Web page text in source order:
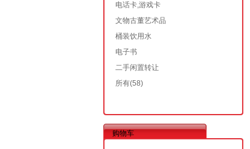
电话卡,游戏卡
文物古董艺术品
桶装饮用水
电子书
二手闲置转让
所有(58)
购物车